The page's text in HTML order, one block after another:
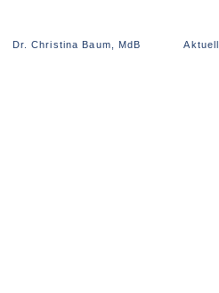
Dr. Christina Baum, MdB Aktuell